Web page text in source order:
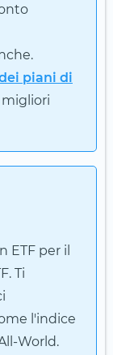
piani di
ETF per il
Ti
l'indice
World.